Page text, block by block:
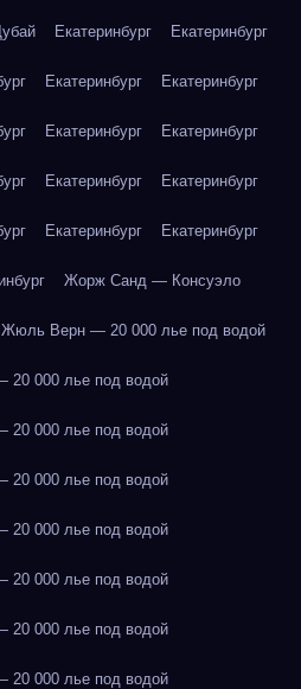
Екатеринбург Екатеринбург
Екатеринбург Екатеринбург
Екатеринбург Екатеринбург
Екатеринбург Екатеринбург
Екатеринбург Екатеринбург
Жорж Санд — Консуэло
Жюль Верн — 20 000 лье под водой
000 лье под водой
000 лье под водой
000 лье под водой
000 лье под водой
000 лье под водой
000 лье под водой
000 лье под водой